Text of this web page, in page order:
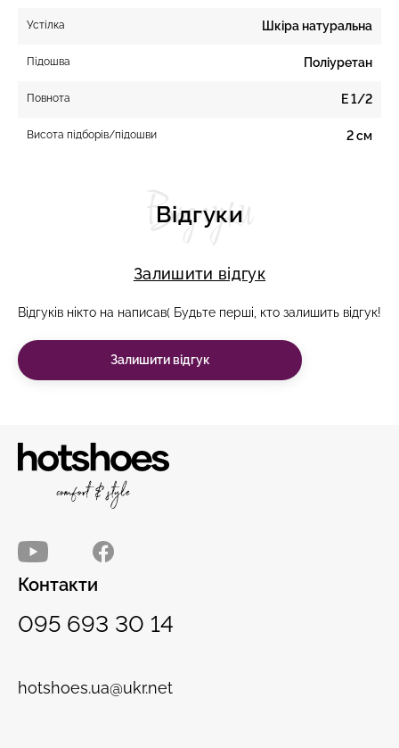
Устілка Шкіра натуральна
Підошва Поліуретан
Повнота E 1/2
Висота підборів/підошви 2 см
Відгуки
Відгуки
Залишити відгук
Відгуків нікто на написав( Будьте перші, кто залишить відгук!
Залишити відгук
Контакти
095 693 30 14
hotshoes.ua@ukr.net